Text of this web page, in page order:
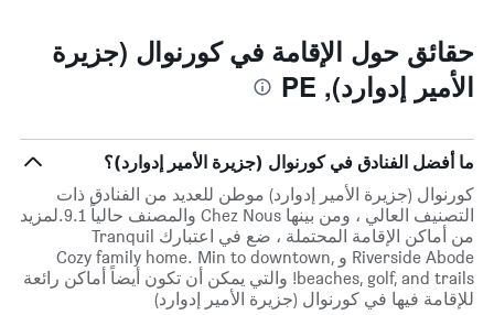
حقائق حول الإقامة في كورنوال (جزيرة
الأمير إدوارد), PE
ما أفضل الفنادق في كورنوال (جزيرة الأمير إدوارد)؟
كورنوال (جزيرة الأمير إدوارد) موطن للعديد من الفنادق ذات
التصنيف العالي ، ومن بينها Chez Nous والمصنف حالياً 9.1.لمزيد
من أماكن الإقامة المحتملة ، ضع في اعتبارك Tranquil
Riverside Abode و Cozy family home. Min to downtown,
beaches, golf, and trails! والتي يمكن أن تكون أيضاً أماكن رائعة
للإقامة فيها في كورنوال (جزيرة الأمير إدوارد)